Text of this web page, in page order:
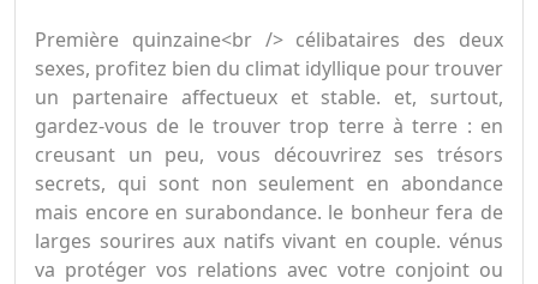
Première quinzaine<br /> célibataires des deux
sexes, profitez bien du climat idyllique pour trouver
un partenaire affectueux et stable. et, surtout,
gardez-vous de le trouver trop terre à terre : en
creusant un peu, vous découvrirez ses trésors
secrets, qui sont non seulement en abondance
mais encore en surabondance. le bonheur fera de
larges sourires aux natifs vivant en couple. vénus
va protéger vos relations avec votre conjoint ou